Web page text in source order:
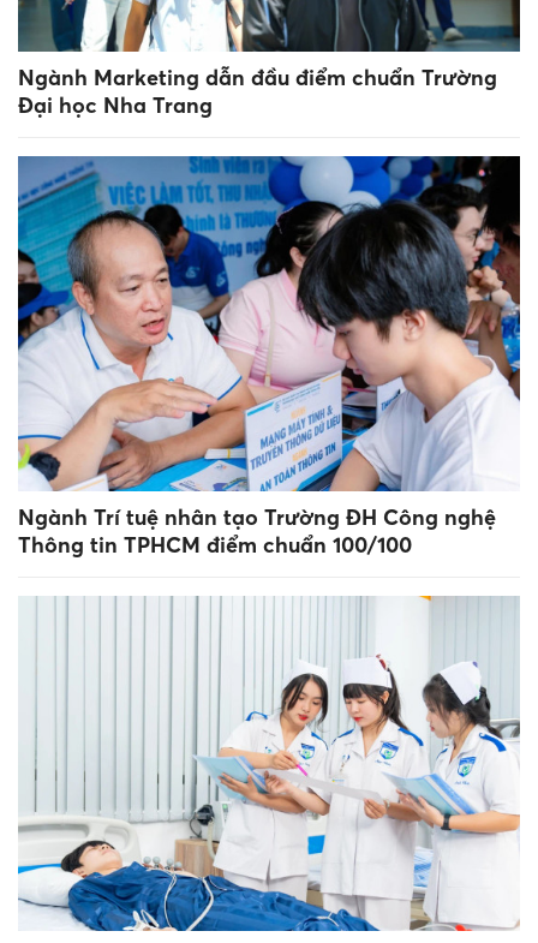
Ngành Marketing dẫn đầu điểm chuẩn Trường
Đại học Nha Trang
Ngành Trí tuệ nhân tạo Trường ĐH Công nghệ
Thông tin TPHCM điểm chuẩn 100/100